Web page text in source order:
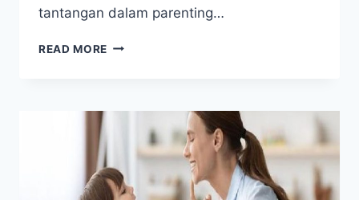
tantangan dalam parenting…
READ MORE TANTANGAN
MASA
UNTUK
ORANG
TUA